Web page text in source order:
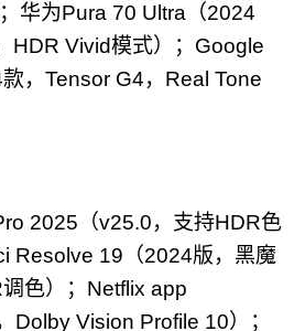
华为Pura 70 Ultra（2024
HDR Vivid模式）；Google
，Tensor G4，Real Tone
2025（v25.0，支持HDR色
Resolve 19（2024版，黑魔
色）；Netflix app
Dolby Vision Profile 10）；